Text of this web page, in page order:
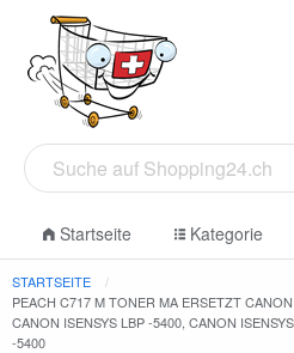
Startseite Kategorie
STARTSEITE
PEACH C717 M TONER MA ERSETZT
CANON ISENSYS LBP -5400, CANON
-5400